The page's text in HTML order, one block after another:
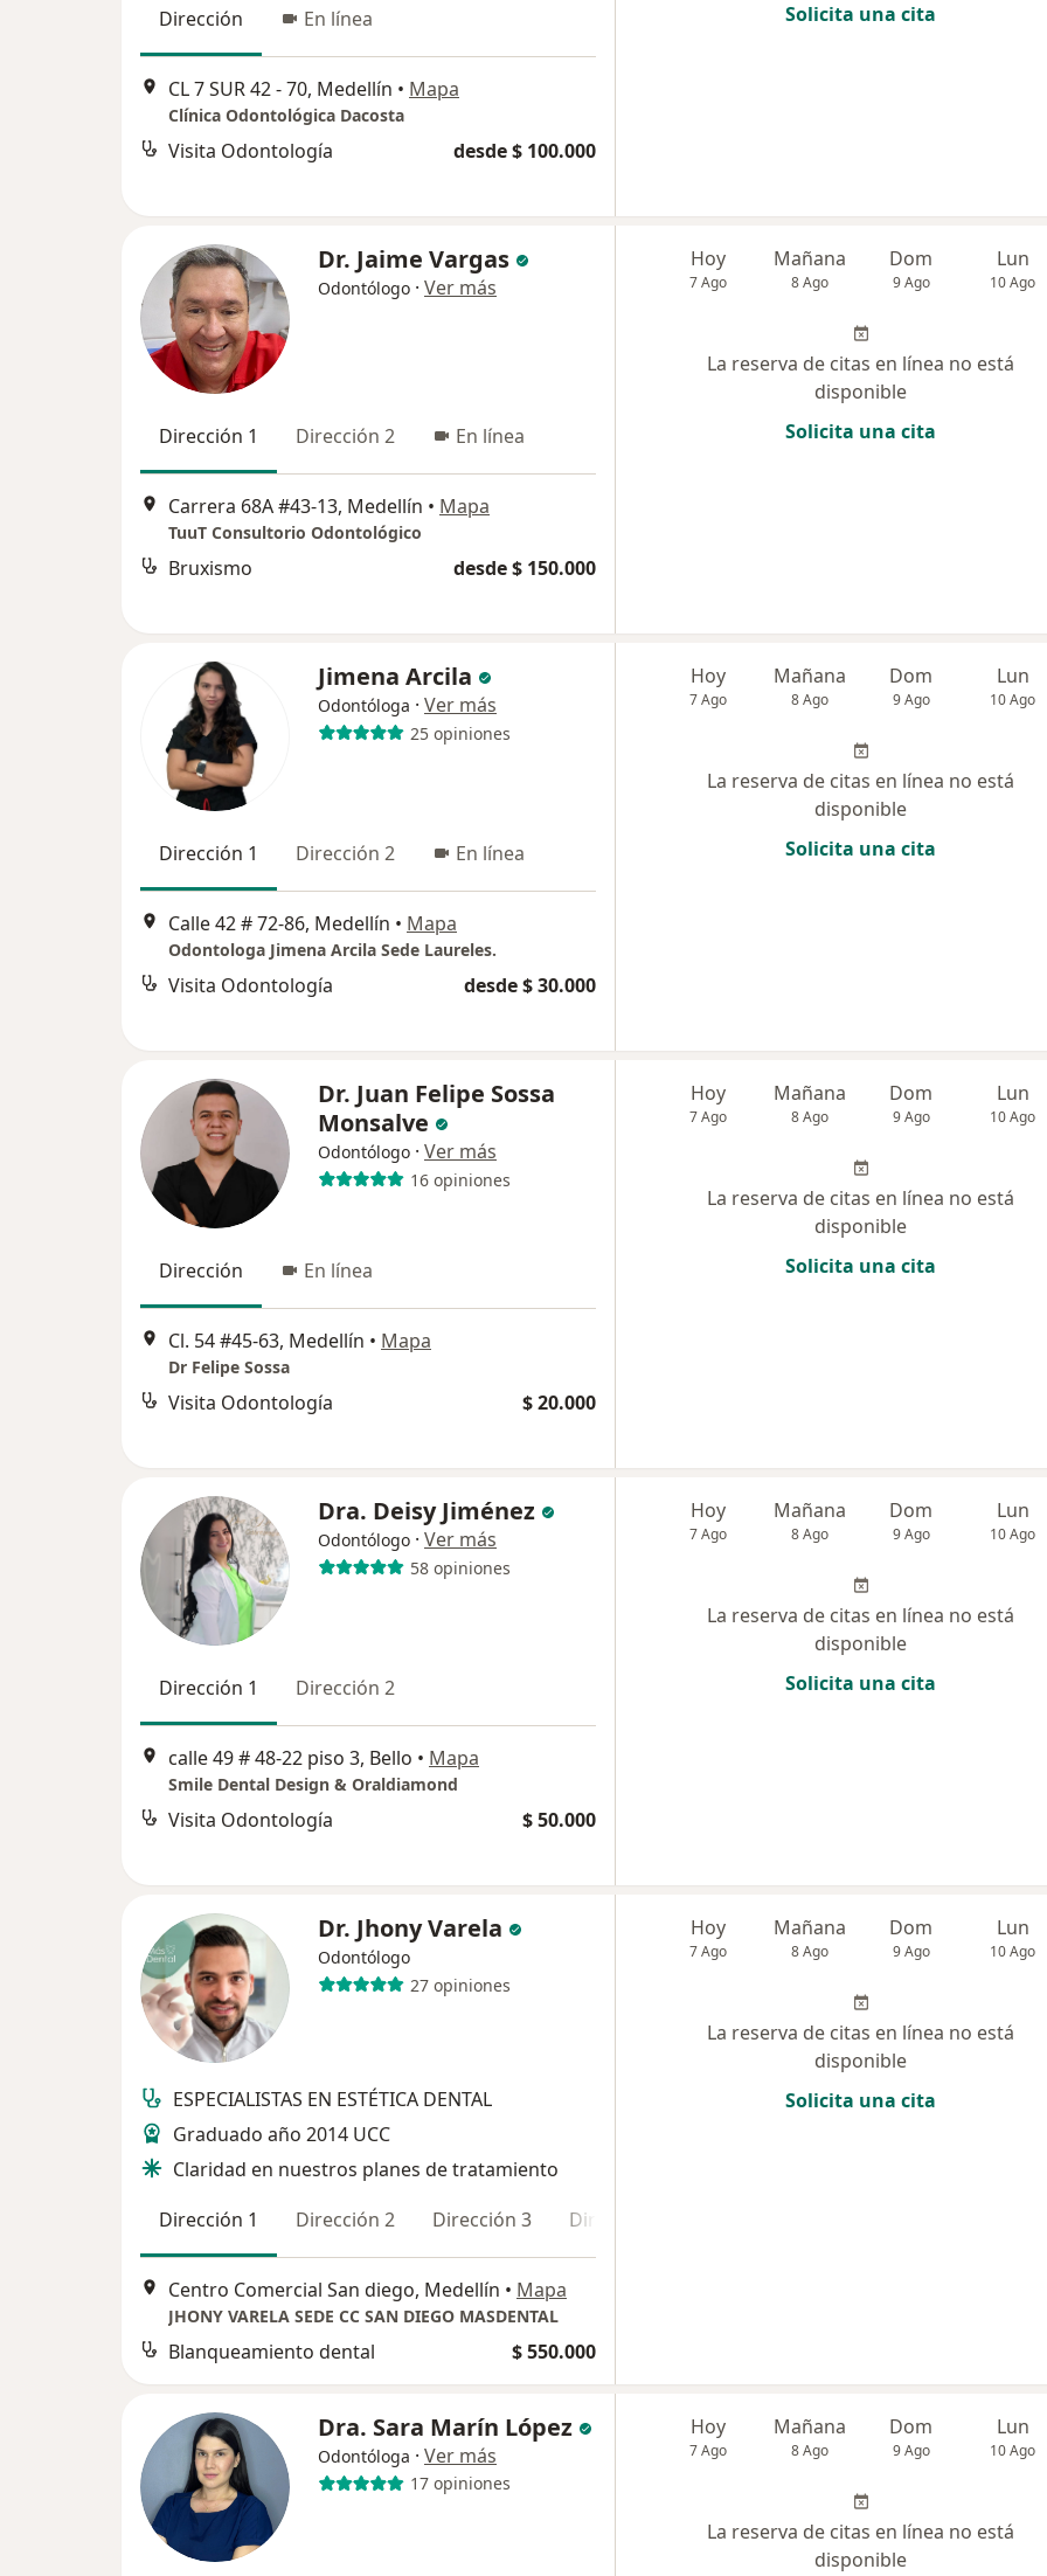
Dirección En línea
CL 7 SUR 42 - 70, Medellín • Mapa
Clínica Odontológica Dacosta
Visita Odontología desde $ 100.000
Solicita una cita
Dr. Jaime Vargas
Odontólogo · Ver más
Dirección 1 Dirección 2 En línea
Carrera 68A #43-13, Medellín • Mapa
TuuT Consultorio Odontológico
Bruxismo desde $ 150.000
Hoy
7 Ago
Mañana
8 Ago
Dom
9 Ago
Lun
10 Ago
La reserva de citas en línea no está
disponible
Solicita una cita
Jimena Arcila
Odontóloga · Ver más
25 opiniones
Dirección 1 Dirección 2 En línea
Calle 42 # 72-86, Medellín • Mapa
Odontologa Jimena Arcila Sede Laureles.
Visita Odontología desde $ 30.000
Hoy
7 Ago
Mañana
8 Ago
Dom
9 Ago
Lun
10 Ago
La reserva de citas en línea no está
disponible
Solicita una cita
Dr. Juan Felipe Sossa
Monsalve
Odontólogo · Ver más
16 opiniones
Dirección En línea
Cl. 54 #45-63, Medellín • Mapa
Dr Felipe Sossa
Visita Odontología $ 20.000
Hoy
7 Ago
Mañana
8 Ago
Dom
9 Ago
Lun
10 Ago
La reserva de citas en línea no está
disponible
Solicita una cita
Dra. Deisy Jiménez
Odontólogo · Ver más
58 opiniones
Dirección 1 Dirección 2
calle 49 # 48-22 piso 3, Bello • Mapa
Smile Dental Design & Oraldiamond
Visita Odontología $ 50.000
Hoy
7 Ago
Mañana
8 Ago
Dom
9 Ago
Lun
10 Ago
La reserva de citas en línea no está
disponible
Solicita una cita
Dr. Jhony Varela
Odontólogo
27 opiniones
ESPECIALISTAS EN ESTÉTICA DENTAL
Graduado año 2014 UCC
Claridad en nuestros planes de tratamiento
Dirección 1
Dirección 2 Dirección 3 Dirección 4
Centro Comercial San diego, Medellín • Mapa
JHONY VARELA SEDE CC SAN DIEGO MASDENTAL
Blanqueamiento dental $ 550.000
Hoy
7 Ago
Mañana
8 Ago
Dom
9 Ago
Lun
10 Ago
La reserva de citas en línea no está
disponible
Solicita una cita
Dra. Sara Marín López
Odontóloga · Ver más
17 opiniones
Hoy
7 Ago
Mañana
8 Ago
Dom
9 Ago
Lun
10 Ago
La reserva de citas en línea no está
disponible